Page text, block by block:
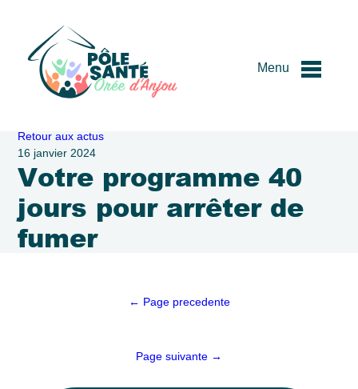
Passer
contenu
Menu
Retour aux actus
16 janvier 2024
Votre programme 40
jours pour arrêter de
fumer
← Page precedente
Page suivante →